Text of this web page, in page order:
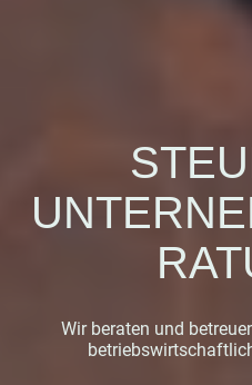
Wir beraten und